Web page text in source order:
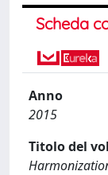
Scheda
Anno
2015
Titolo del